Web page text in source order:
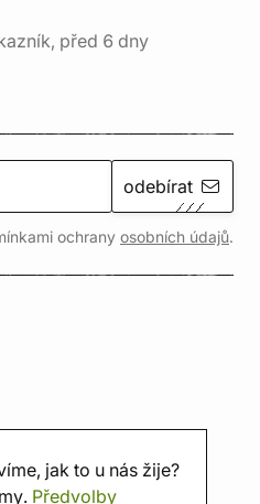
jak to u nás žije?
Předvolby
před 6 dny
odebírat
ochrany osobních údajů.